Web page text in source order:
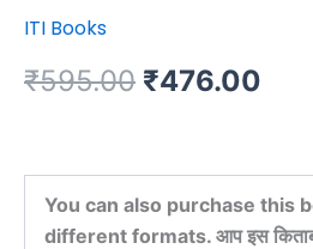
ITI Books
₹595.00 ₹476.00
You can also purchase this
different formats. आप इस किताब